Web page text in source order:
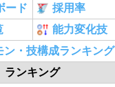
ード
採用率
能力変化技
ン・技構成ランキング
ランキング